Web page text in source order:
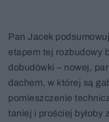
Pan Jacek
etapem tej rozbudowy
dobudówki – nowej,
dachem, w której są
pomieszczenie
taniej i prościej byłoby